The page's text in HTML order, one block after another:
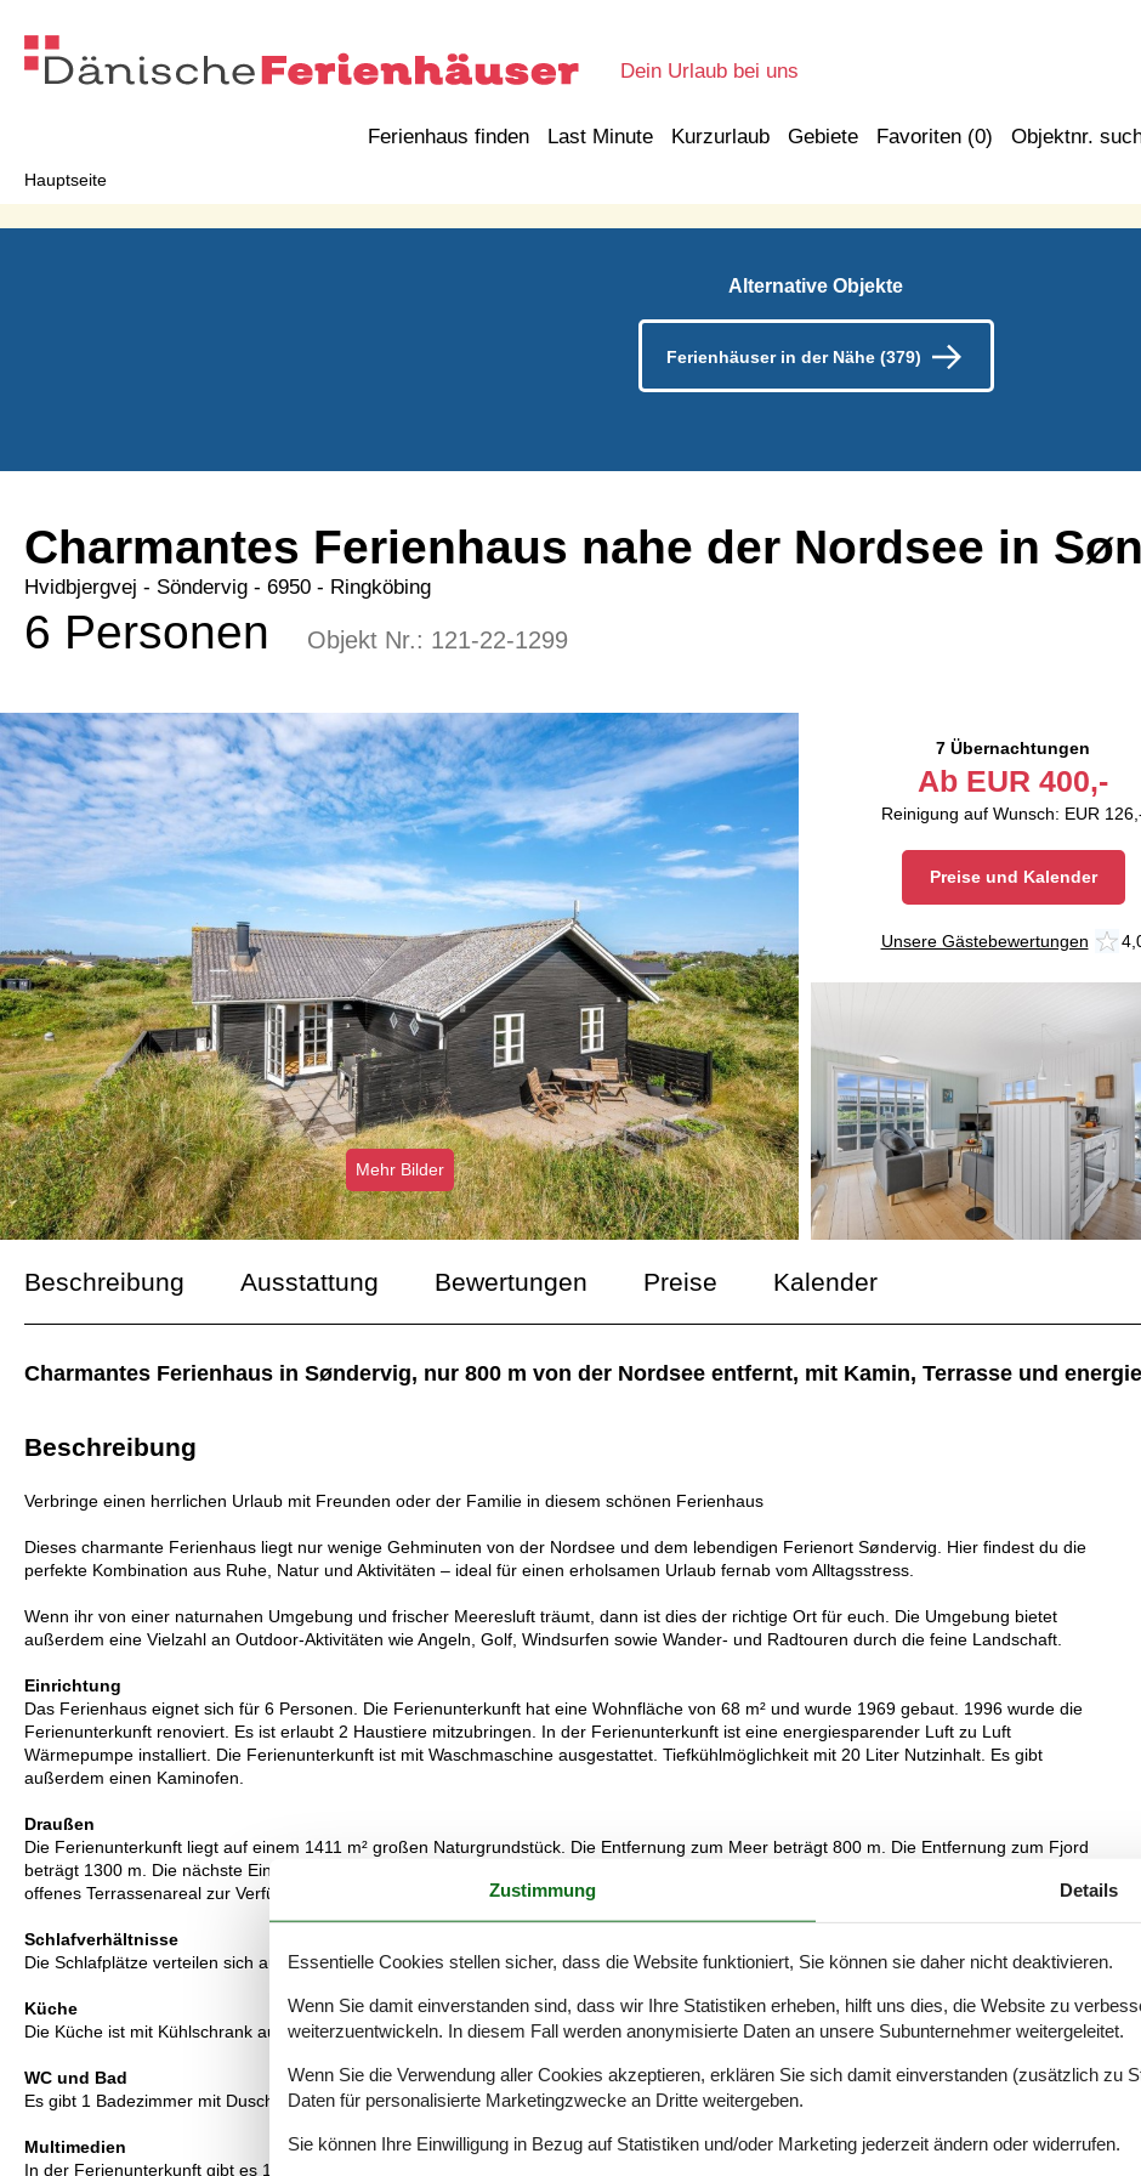
Dein Urlaub bei uns
Ferienhaus finden Last Minute Kurzurlaub Gebiete Favoriten (0) Objektnr.
Hauptseite
Alternative Objekte
Ferienhäuser in der Nähe (379)
Charmantes Ferienhaus nahe der Nordsee in
Hvidbjergvej - Söndervig - 6950 - Ringköbing
6 Personen Objekt Nr.: 121-22-1299
Mehr Bilder
7 Übernachtungen
Ab EUR 400,-
Reinigung auf Wunsch: EUR
Preise und Kalender
Unsere Gästebewertungen
Beschreibung Ausstattung Bewertungen Preise Kalender
Charmantes Ferienhaus in Søndervig, nur 800 m von der Nordsee entfernt, mit Kamin, Terrasse und
Beschreibung
Verbringe einen herrlichen Urlaub mit Freunden oder der Familie in diesem schönen Ferienhaus
Dieses charmante Ferienhaus liegt nur wenige Gehminuten von der Nordsee und dem lebendigen Ferienort Søndervig. Hier findest du die
perfekte Kombination aus Ruhe, Natur und Aktivitäten – ideal für einen erholsamen Urlaub fernab vom Alltagsstress.
Wenn ihr von einer naturnahen Umgebung und frischer Meeresluft träumt, dann ist dies der richtige Ort für euch. Die Umgebung bietet
außerdem eine Vielzahl an Outdoor-Aktivitäten wie Angeln, Golf, Windsurfen sowie Wander- und Radtouren durch die feine Landschaft.
Einrichtung
Das Ferienhaus eignet sich für 6 Personen. Die Ferienunterkunft hat eine Wohnfläche von 68 m² und wurde 1969 gebaut. 1996 wurde die
Ferienunterkunft renoviert. Es ist erlaubt 2 Haustiere mitzubringen. In der Ferienunterkunft ist eine energiesparender Luft zu Luft
Wärmepumpe installiert. Die Ferienunterkunft ist mit Waschmaschine ausgestattet. Tiefkühlmöglichkeit mit 20 Liter Nutzinhalt. Es gibt
außerdem einen Kaminofen.
Draußen
Die Ferienunterkunft liegt auf einem 1411 m² großen Naturgrundstück. Die Entfernung zum Meer beträgt 800 m. Die Entfernung zum Fjord
beträgt 1300 m. Die nächste Einkaufsmöglichkeit liegt 1200 m entfernt. In einem Abstand von 3000 m gibt es einen Golfplatz. Es steht ein
offenes Terrassenareal zur Verfügung. Parkplatz auf dem Grundstück.
Schlafverhältnisse
Die Schlafplätze verteilen sich auf 3 Schlafräume. 4 Schlafplätze in Doppelbetten. 2 Schlafplätze in einem Etagenbett.
Küche
Die Küche ist mit Kühlschrank ausgestattet. Außerdem gibt es 4 Keramik-Kochfelder, Umluftofen sowie Geschirrspüler.
WC und Bad
Es gibt 1 Badezimmer mit Duschnische und 1 Toilette.. Fußbodenheizung in 1 Badezimmer.
Multimedien
In der Ferienunterkunft gibt es 1 Fernseher mit Smart-TV. Keine Fernsehsender - nur Streaming. Es steht kabellose Internetverbindung zur
Zustimmung Details
Essentielle Cookies stellen sicher, dass die Website funktioniert, Sie können sie daher nicht deaktivieren.
Wenn Sie damit einverstanden sind, dass wir Ihre Statistiken erheben, hilft uns dies, die Website zu
weiterzuentwickeln. In diesem Fall werden anonymisierte Daten an unsere Subunternehmer weitergeleitet.
Wenn Sie die Verwendung aller Cookies akzeptieren, erklären Sie sich damit einverstanden (zusätzlich zu
Daten für personalisierte Marketingzwecke an Dritte weitergeben.
Sie können Ihre Einwilligung in Bezug auf Statistiken und/oder Marketing jederzeit ändern oder widerrufen.